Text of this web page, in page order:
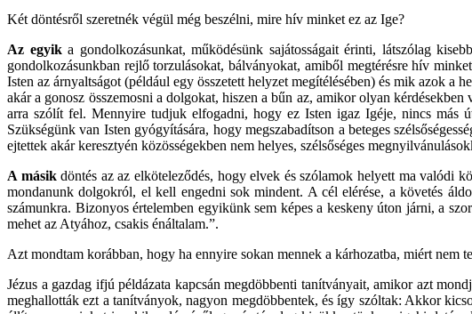
Két döntésről szeretnék végül még beszélni, mire hív minket ez az Ige?
Az egyika gondolkozásunkat, működésünk sajátosságait érinti, látszólag
gondolkozásunkban rejlő torzulásokat, bálványokat, amiből megtérésre hív
Isten az árnyaltságot (például egy összetett helyzet megítélésében) és mik azok
akár a gonosz összemosni a dolgokat, hiszen a bűn az, amikor olyan
arra szólít fel. Mennyire tudjuk elfogadni, hogy ez Isten igaz Igéje, nincs más
Szükségünk van Isten gyógyítására, hogy megszabadítson a beteges
ejtettek akár keresztyén közösségekben nem helyes, szélsőséges
A másikdöntés az az elköteleződés, hogy elvek és szólamok helyett ma valódi
mondanunk dolgokról, el kell engedni sok mindent. A cél elérése, a követés
számunkra. Bizonyos értelemben egyikünk sem képes a keskeny úton járni, a
mehet az Atyához, csakis énáltalam.”.
Azt mondtam korábban, hogy ha ennyire sokan mennek a kárhozatba, miért nem
Jézus a gazdag ifjú példázata kapcsán megdöbbenti tanítványait, amikor azt
meghallották ezt a tanítványok, nagyon megdöbbentek, és így szóltak: Akkor